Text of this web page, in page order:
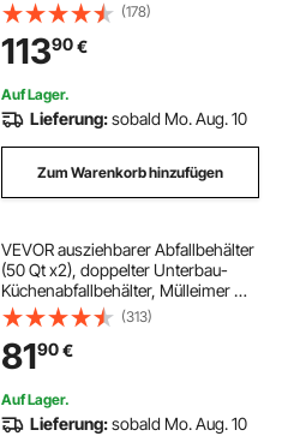
Futtertrog aus Stahl,
Schweinefutterautomat, Heuraufe
für Außenbereich, Zum Füttern von
bis zu 8 Schweinen
(178)
11390€
Auf Lager.
Lieferung:sobald Mo. Aug. 10
Zum Warenkorb hinzufügen
VEVOR ausziehbarer Abfallbehälter
(50 Qt x2), doppelter Unterbau-
Küchenabfallbehälter, Mülleimer mit
Türsatz & Soft-Close-Schieberegler,
für Küchenschrank Spüle unter der
Theke (grau)
(313)
8190€
Auf Lager.
Lieferung:sobald Mo. Aug. 10